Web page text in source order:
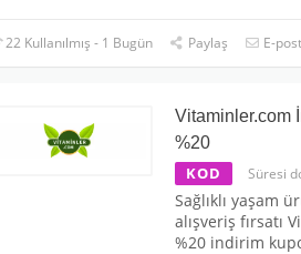
22 Kullanılmış - 1 Bugün Paylaş E-
Vitaminler.com
%20
KOD Süresi
Sağlıklı yaşam
alışveriş fırsatı
%20 indirim